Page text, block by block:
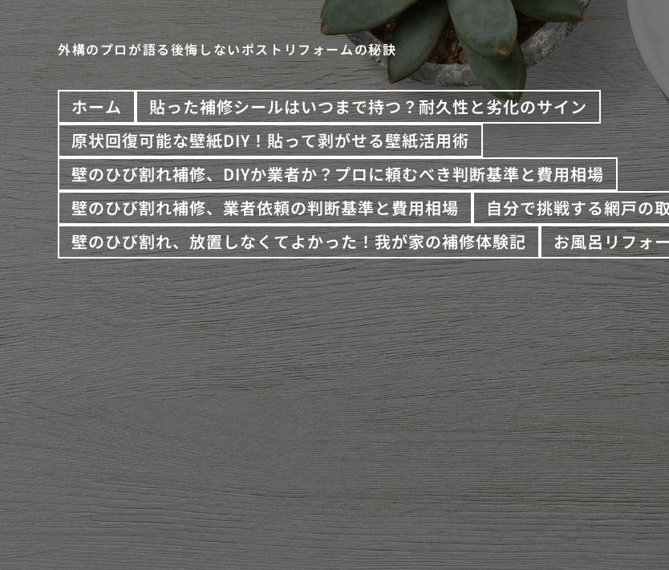
外構のプロが語る後悔しないポストリフォームの秘訣
ホーム
貼った補修シールはいつまで持つ？耐久性と劣化のサイン
原状回復可能な壁紙DIY！貼って剥がせる壁紙活用術
壁のひび割れ補修、DIYか業者か？プロに頼むべき判断基準と費用相場
壁のひび割れ補修、業者依頼の判断基準と費用相場
自分で挑戦する網戸の
壁のひび割れ、放置しなくてよかった！我が家の補修体験記
お風呂リフォ